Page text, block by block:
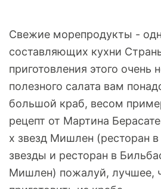
Свежие морепродукты -
составляющих кухни
приготовления этого очень
полезного салата вам
большой краб, весом
рецепт от Мартина
х звезд Мишлен (ресторан
звезды и ресторан в
Мишлен) пожалуй, лучшее,